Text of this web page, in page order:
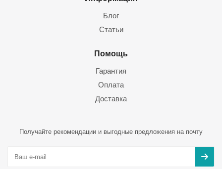
Блог
Статьи
Помощь
Гарантия
Оплата
Доставка
Получайте рекомендации и выгодные предложения на почту